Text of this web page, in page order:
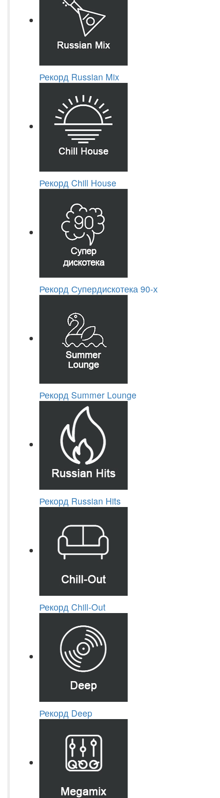
Рекорд Russian Mix
Рекорд Chill House
Рекорд Супердискотека 90-х
Рекорд Summer Lounge
Рекорд Russian Hits
Рекорд Chill-Out
Рекорд Deep